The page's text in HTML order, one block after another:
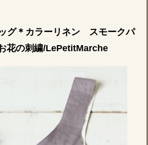
グ＊カラーリネン スモークパ
花の刺繍/LePetitMarche